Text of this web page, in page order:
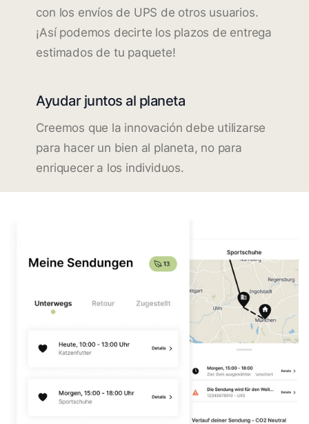
con los envíos de UPS de otros usuarios.
¡Así podemos decirte los plazos de entrega
estimados de tu paquete!
Ayudar juntos al planeta
Creemos que la innovación debe utilizarse
para hacer un bien al planeta, no para
enriquecer a los individuos.